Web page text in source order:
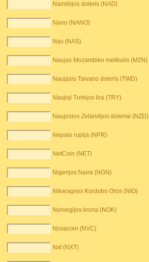
Namibijos doleris (NAD)
Nano (NANO)
Nas (NAS)
Naujas Mozambiko metikalis (MZN)
Naujasis Taivano doleris (TWD)
Naujoji Turkijos lira (TRY)
Naujosios Zelandijos doleriai (NZD)
Nepalo rupija (NPR)
NetCoin (NET)
Nigerijos Naira (NGN)
Nikaragvos Kordobo Oros (NIO)
Norvegijos krona (NOK)
Novacoin (NVC)
Nxt (NXT)